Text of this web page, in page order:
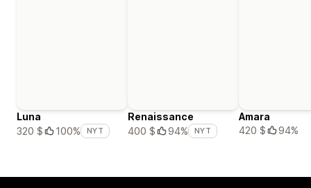
Luna
320 $
100% NYT
Renaissance
400 $
94% NYT
Amara
420 $
94%